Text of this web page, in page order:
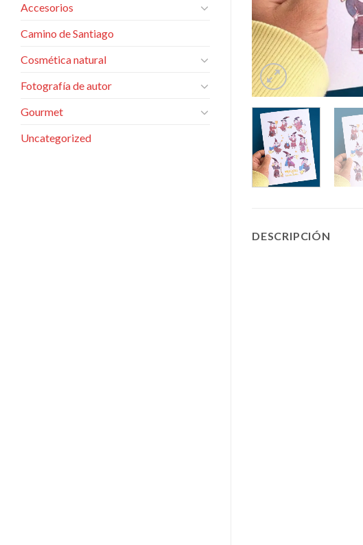
Accesorios
Camino de Santiago
Cosmética natural
Fotografía de autor
Gourmet
Uncategorized
DESCRIPCIÓN